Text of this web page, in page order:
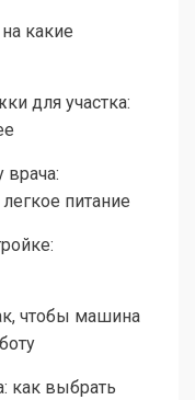
какие
для участка:
врача:
питание
чтобы машина
как выбрать